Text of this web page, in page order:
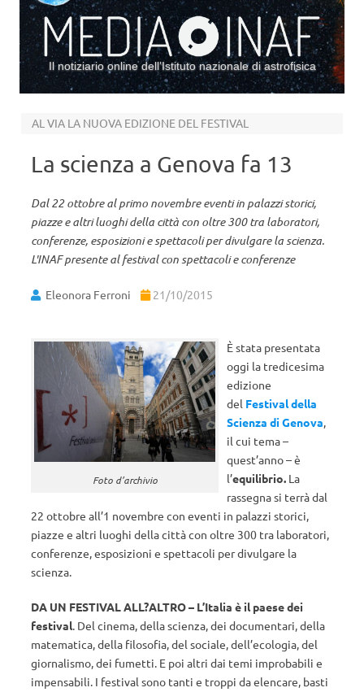
Il notiziario online dell’Istituto nazionale di astrofisica
AL VIA LA NUOVA EDIZIONE DEL FESTIVAL
La scienza a Genova fa 13
Dal 22 ottobre al primo novembre eventi in palazzi storici,
piazze e altri luoghi della città con oltre 300 tra laboratori,
conferenze, esposizioni e spettacoli per divulgare la scienza.
L'INAF presente al festival con spettacoli e conferenze
Eleonora Ferroni 21/10/2015
Foto d’archivio
È stata presentata
oggi la tredicesima
edizione
del Festival della
Scienza di Genova,
il cui tema –
quest’anno – è
l’equilibrio. La
rassegna si terrà dal
22 ottobre all’1 novembre con eventi in palazzi storici,
piazze e altri luoghi della città con oltre 300 tra laboratori,
conferenze, esposizioni e spettacoli per divulgare la
scienza.
DA UN FESTIVAL ALL?ALTRO – L’Italia è il paese dei
festival. Del cinema, della scienza, dei documentari, della
matematica, della filosofia, del sociale, dell’ecologia, del
giornalismo, dei fumetti. E poi altri dai temi improbabili e
impensabili. I festival sono tanti e troppi da elencare, basti